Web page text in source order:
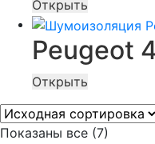
Открыть
Peugeot
Открыть
Показаны все (7)